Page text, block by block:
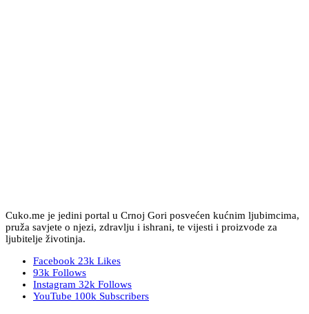
Cuko.me je jedini portal u Crnoj Gori posvećen kućnim ljubimcima,
pruža savjete o njezi, zdravlju i ishrani, te vijesti i proizvode za
ljubitelje životinja.
Facebook 23k Likes
93k Follows
Instagram 32k Follows
YouTube 100k Subscribers